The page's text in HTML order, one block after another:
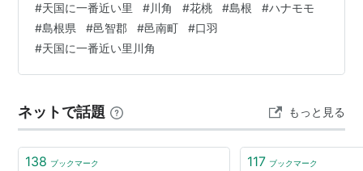
進んでいるため、住民自ら『天国に一番近い里』と呼ぶ
ように‥。さらに集落には、2,000本ものハナモモ（花
桃）が植えられ、‥その美しい花々は、まさに桃源郷のよ
うな風景を作り出し、より『天国に一番近い』ような印
口羽の「川角（かいずみ）」という…
#天国に一番近い里 #川角 #花桃 #島根 #ハナモモ
#島根県 #邑智郡 #邑南町 #口羽
#天国に一番近い里川角
ネットで話題 もっと見る
138 ブックマーク 117 ブックマーク